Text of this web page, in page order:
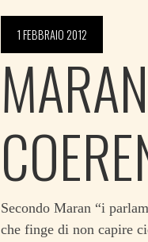
1 FEBBRAIO 2012
Secondo Maran “i
che finge di non capire